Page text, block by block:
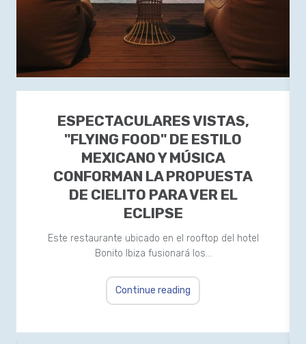
ESPECTACULARES VISTAS,
"FLYING FOOD" DE ESTILO
MEXICANO Y MÚSICA
CONFORMAN LA PROPUESTA
DE CIELITO PARA VER EL
ECLIPSE
Este restaurante ubicado en el rooftop del hotel
Bonito Ibiza fusionará los…
Continue reading